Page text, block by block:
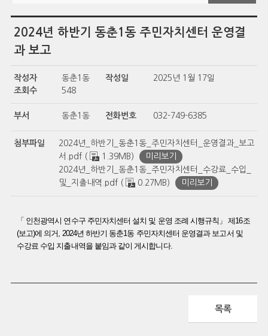
2024년 하반기 동춘1동 주민자치센터 운영결
과 보고
작성자 동춘1동 작성일
2025년 1월 17일
조회수
548
부서 동춘1동 전화번호 032-749-6385
첨부파일
2024년_하반기_동춘1동_주민자치센터_운영결과_보고
서.pdf (
1.39MB)
미리보기
2024년_하반기_동춘1동_주민자치센터_수강료_수입_
및_지출내역.pdf (
0.27MB) 미리보기
「 인천광역시 연수구 주민자치센터 설치 및 운영 조례 시행규칙」 제16조
(보고)에 의거, 2024년 하반기 동춘1동 주민자치센터 운영결과 보고서 및
수강료 수입 지출내역을 붙임과 같이 게시합니다.
목록